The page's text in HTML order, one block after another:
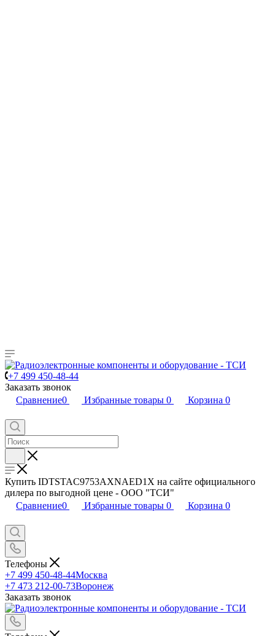
+7 499 450-48-44
Заказать звонок
Сравнение0 Избранные товары 0 Корзина 0
Купить IDTSTAC9753AXNAED1X на сайте официального
дилера по выгодной цене - ООО "ТСИ"
Сравнение0 Избранные товары 0 Корзина 0
Телефоны
+7 499 450-48-44Москва
+7 473 212-00-73Воронеж
Заказать звонок